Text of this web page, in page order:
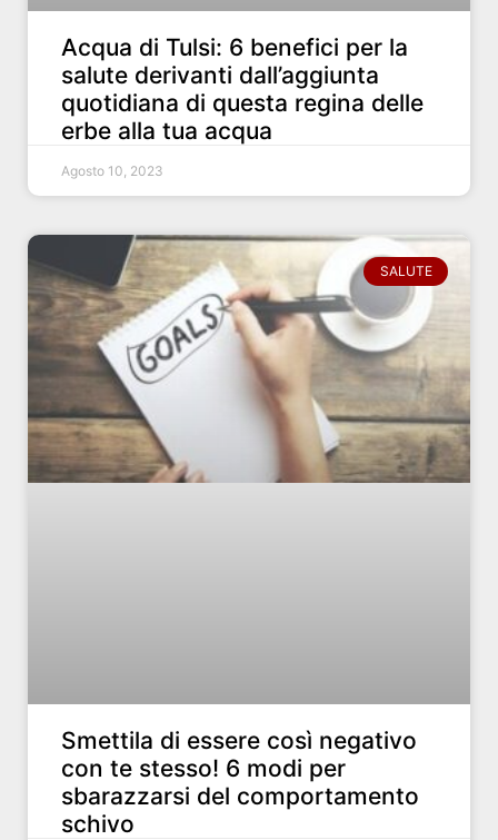
Acqua di Tulsi: 6 benefici per la
salute derivanti dall’aggiunta
quotidiana di questa regina delle
erbe alla tua acqua
Agosto 10, 2023
SALUTE
Smettila di essere così negativo
con te stesso! 6 modi per
sbarazzarsi del comportamento
schivo